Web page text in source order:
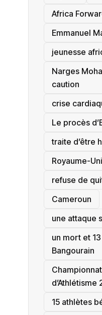
‎Africa
Emmanuel
jeunesse
Narges
caution
crise
Le procès
traite d’être
‎Royaume-Uni
refuse de
‎Cameroun
une attaque
un mort et
Bangourain
d’Athlétisme
15 athlètes